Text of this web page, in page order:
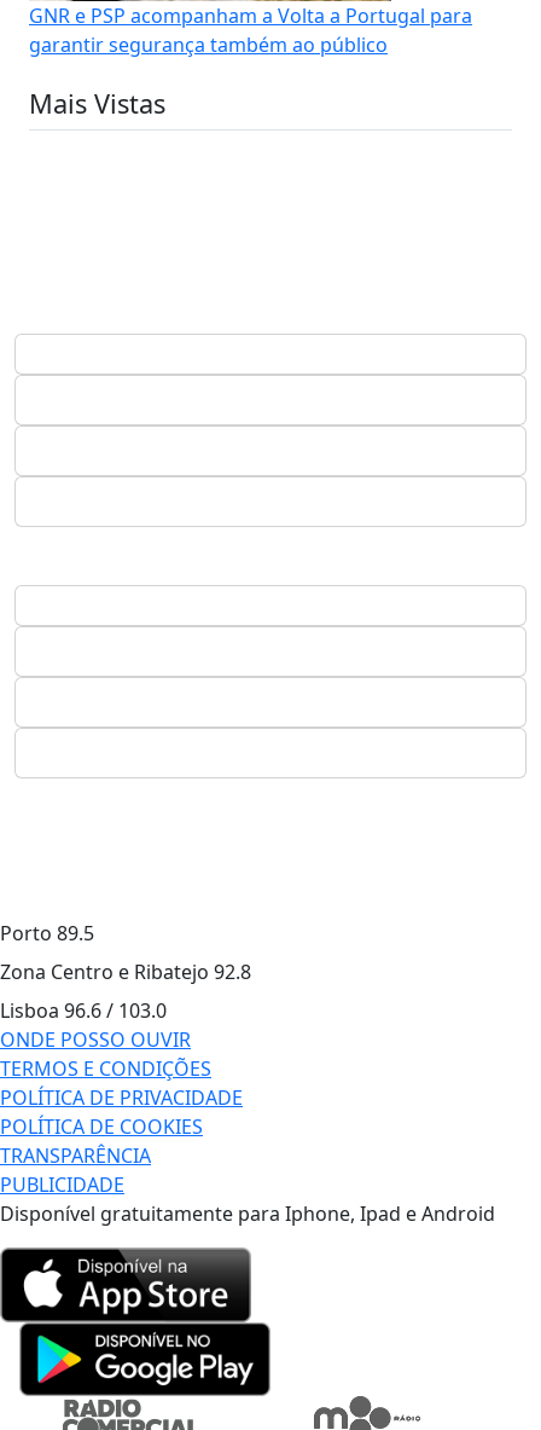
GNR e PSP acompanham a Volta a Portugal para
garantir segurança também ao público
Mais Vistas
Porto 89.5
Zona Centro e Ribatejo 92.8
Lisboa 96.6 / 103.0
ONDE POSSO OUVIR
TERMOS E CONDIÇÕES
POLÍTICA DE PRIVACIDADE
POLÍTICA DE COOKIES
TRANSPARÊNCIA
PUBLICIDADE
Disponível gratuitamente para Iphone, Ipad e Android